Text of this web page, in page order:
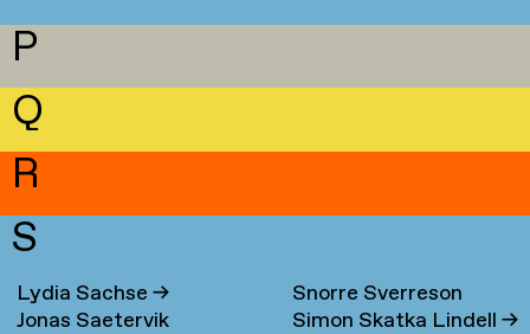
P
Q
R
S
Lydia Sachse→
Jonas Saetervik
Snorre Sverreson
Skarveland Petlund→
Simon Skatka Lindell→